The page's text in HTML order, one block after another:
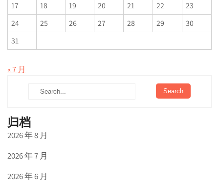
17
18 19 20 21 22
23
24
25 26 27 28 29
30
31
« 7 月
归档
2026 年 8 月
2026 年 7 月
2026 年 6 月